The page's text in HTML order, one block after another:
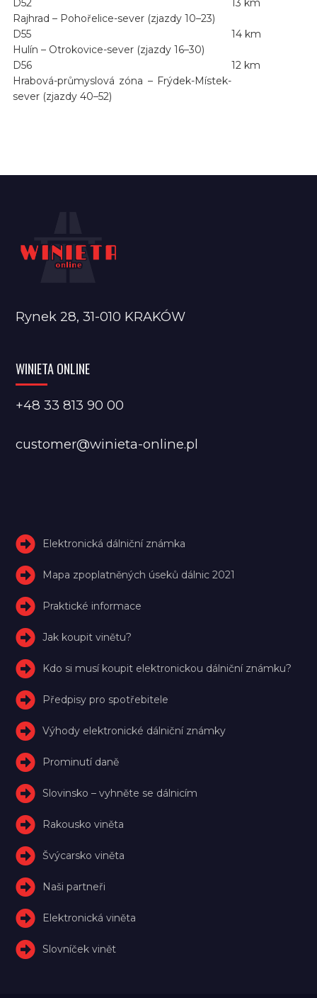
D52
Rajhrad – Pohořelice-sever (zjazdy 10–23)
13 km
D55
Hulín – Otrokovice-sever (zjazdy 16–30)
14 km
D56
Hrabová-průmyslová zóna – Frýdek-Místek-
sever (zjazdy 40–52)
12 km
Rynek 28, 31-010 KRAKÓW
WINIETA ONLINE
+48 33 813 90 00
customer@winieta-online.pl
Elektronická dálniční známka
Mapa zpoplatněných úseků dálnic 2021
Praktické informace
Jak koupit vinětu?
Kdo si musí koupit elektronickou dálniční známku?
Předpisy pro spotřebitele
Výhody elektronické dálniční známky
Prominutí daně
Slovinsko – vyhněte se dálnicím
Rakousko viněta
Švýcarsko viněta
Naši partneři
Elektronická viněta
Slovníček vinět